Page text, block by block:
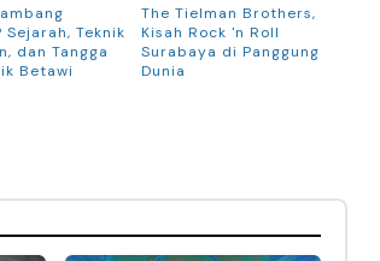
Sejarah, Teknik
dan Tangga
Betawi
The Tielman Brothers,
Kisah Rock 'n Roll
Surabaya di Panggung
Dunia